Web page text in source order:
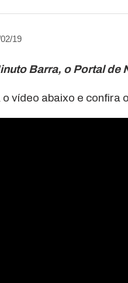
19
Barra, o Portal de
vídeo abaixo e confira